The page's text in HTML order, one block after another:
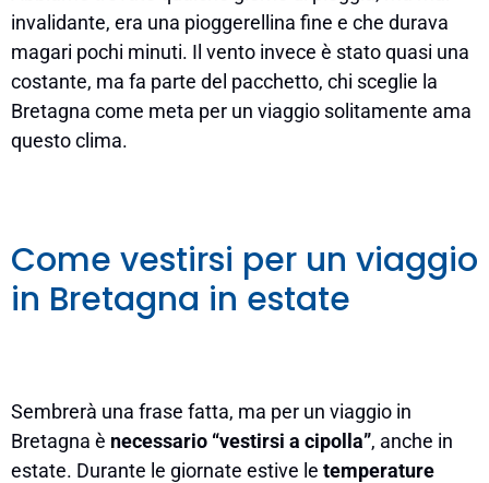
invalidante, era una pioggerellina fine e che durava
magari pochi minuti. Il vento invece è stato quasi una
costante, ma fa parte del pacchetto, chi sceglie la
Bretagna come meta per un viaggio solitamente ama
questo clima.
Come vestirsi per un viaggio
in Bretagna in estate
Sembrerà una frase fatta, ma per un viaggio in
Bretagna è necessario “vestirsi a cipolla”, anche in
estate. Durante le giornate estive le temperature